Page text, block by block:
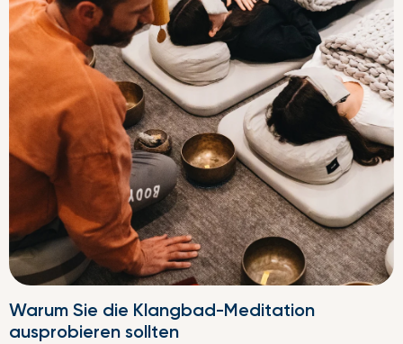
Warum Sie die Klangbad-Meditation
ausprobieren sollten